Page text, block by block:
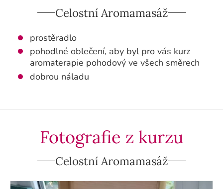
Celostní Aromamasáž
prostěradlo
pohodlné oblečení, aby byl pro vás kurz
aromaterapie pohodový ve všech směrech
dobrou náladu
Fotografie z kurzu
Celostní Aromamasáž